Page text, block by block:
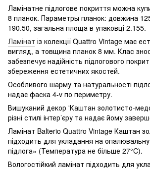
Ламінатне підлогове покриття можна
8 планок. Параметры планок: довжина
190.50, загальна площа в упаковці 2.155.
Ламінат із колекції Quattro Vintage має
вигляд, а товщина планок 8 мм. Клас
забезпечує надійність підлогового
збереження естетичних якостей.
Особливого шарму та натуральності
надає фаска 4-v по периметру.
Вишуканий декор 'Каштан золотисто-
різні стилі інтер’єру та надає йому
Ламінат Balterio Quattro Vintage Каштан
підходить для укладання на
підлога» (Температура не більше 27°C).
Вологостійкий ламінат підходить для